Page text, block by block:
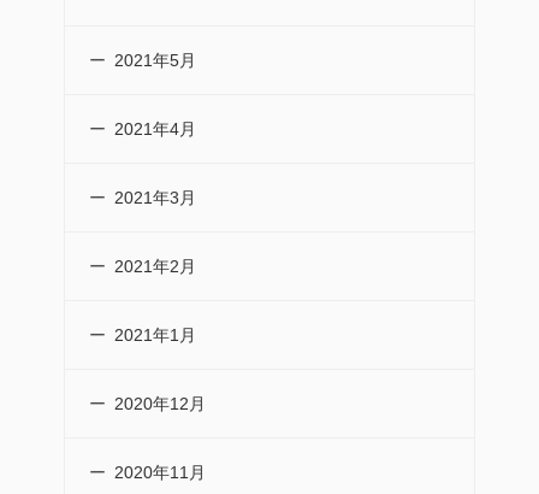
2021年5月
2021年4月
2021年3月
2021年2月
2021年1月
2020年12月
2020年11月